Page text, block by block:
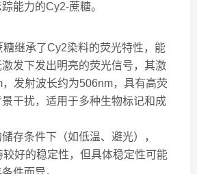
能力的Cy2-蔗糖。
糖继承了Cy2染料的荧光特性，能
发下发出明亮的荧光信号，其激
发射波长约为506nm，具有高荧
干扰，适用于多种生物标记和成
存条件下（如低温、避光），
好的稳定性，但具体稳定性可能